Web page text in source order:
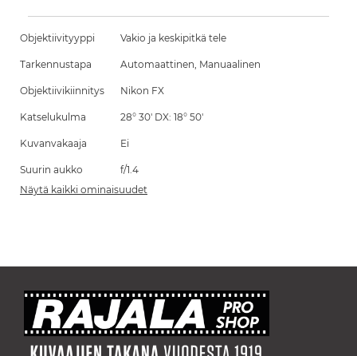
Objektiivityyppi Vakio ja keskipitkä tele
Tarkennustapa Automaattinen, Manuaalinen
Objektiivikiinnitys Nikon FX
Katselukulma 28° 30' DX: 18° 50'
Kuvanvakaaja Ei
Suurin aukko
f/1.4
Näytä kaikki ominaisuudet